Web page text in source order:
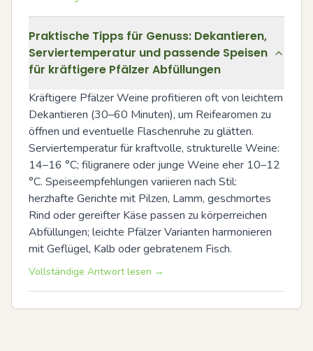
Praktische Tipps für Genuss: Dekantieren,
Serviertemperatur und passende Speisen
für kräftigere Pfälzer Abfüllungen
Kräftigere Pfälzer Weine profitieren oft von leichtem
Dekantieren (30–60 Minuten), um Reifearomen zu
öffnen und eventuelle Flaschenruhe zu glätten.
Serviertemperatur für kraftvolle, strukturelle Weine:
14–16 °C; filigranere oder junge Weine eher 10–12
°C. Speiseempfehlungen variieren nach Stil:
herzhafte Gerichte mit Pilzen, Lamm, geschmortes
Rind oder gereifter Käse passen zu körperreichen
Abfüllungen; leichte Pfälzer Varianten harmonieren
mit Geflügel, Kalb oder gebratenem Fisch.
Vollständige Antwort lesen →